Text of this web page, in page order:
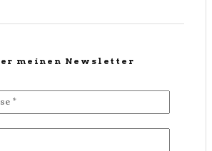
meinen Newsletter